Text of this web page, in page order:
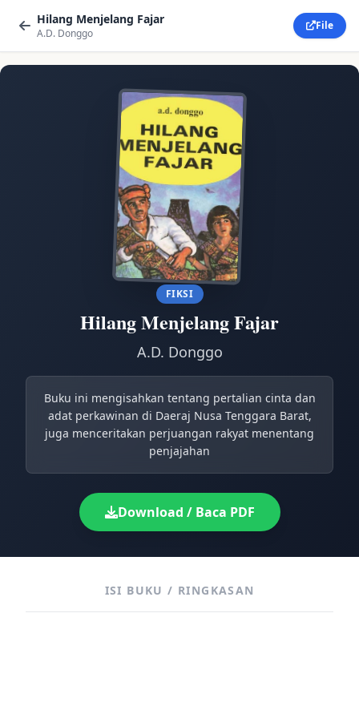
Hilang Menjelang Fajar
A.D. Donggo
File
FIKSI
Hilang Menjelang Fajar
A.D. Donggo
Buku ini mengisahkan tentang pertalian cinta dan
adat perkawinan di Daeraj Nusa Tenggara Barat,
juga menceritakan perjuangan rakyat menentang
penjajahan
Download / Baca PDF
ISI BUKU / RINGKASAN